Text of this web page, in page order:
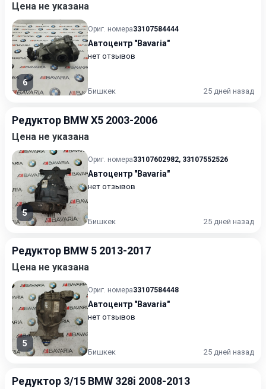
Цена не указана
6
Ориг. номера33107584444
Автоцентр "Bavaria"
нет отзывов
Бишкек 25 дней назад
Редуктор BMW X5 2003-2006
Цена не указана
5
Ориг. номера33107602982, 33107552526
Автоцентр "Bavaria"
нет отзывов
Бишкек 25 дней назад
Редуктор BMW 5 2013-2017
Цена не указана
5
Ориг. номера33107584448
Автоцентр "Bavaria"
нет отзывов
Бишкек 25 дней назад
Редуктор 3/15 BMW 328i 2008-2013